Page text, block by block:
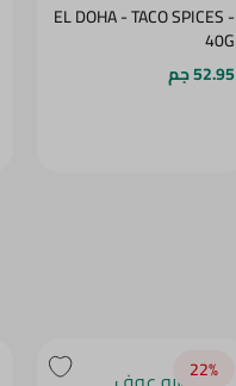
EL DOHA - TACO SPICES -
40G
52.95 جم
22‎%‎